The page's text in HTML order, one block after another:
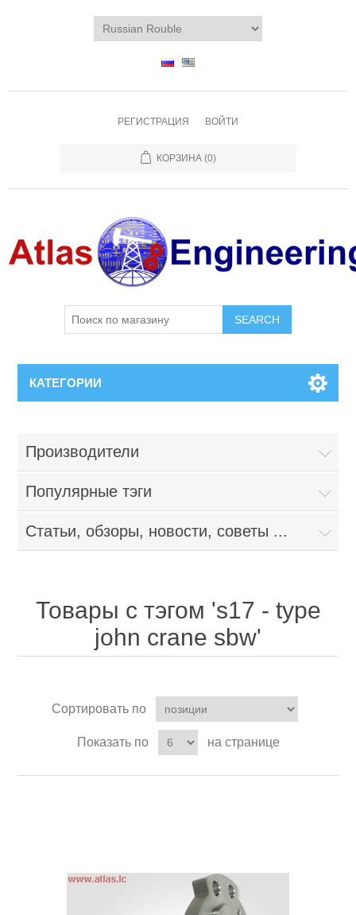
РЕГИСТРАЦИЯ ВОЙТИ
КОРЗИНА (0)
КАТЕГОРИИ
Производители
Популярные тэги
Статьи, обзоры, новости, советы ...
Товары с тэгом 's17 - type
john crane sbw'
Сортировать по
Показать по на странице